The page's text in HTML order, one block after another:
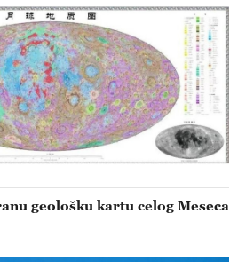
geološku kartu celog Meseca